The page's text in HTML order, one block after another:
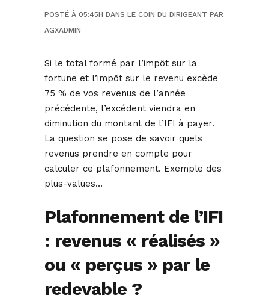
POSTÉ À 05:45H DANS LE COIN DU DIRIGEANT PAR
AGXADMIN
Si le total formé par l’impôt sur la
fortune et l’impôt sur le revenu excède
75 % de vos revenus de l’année
précédente, l’excédent viendra en
diminution du montant de l’IFI à payer.
La question se pose de savoir quels
revenus prendre en compte pour
calculer ce plafonnement. Exemple des
plus-values…
Plafonnement de l’IFI
: revenus « réalisés »
ou « perçus » par le
redevable ?